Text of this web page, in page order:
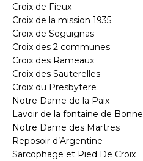
Croix de Fieux
Croix de la mission 1935
Croix de Seguignas
Croix des 2 communes
Croix des Rameaux
Croix des Sauterelles
Croix du Presbytere
Notre Dame de la Paix
Lavoir de la fontaine de
Notre Dame des Martres
Reposoir d’Argentine
Sarcophage et Pied De Croix